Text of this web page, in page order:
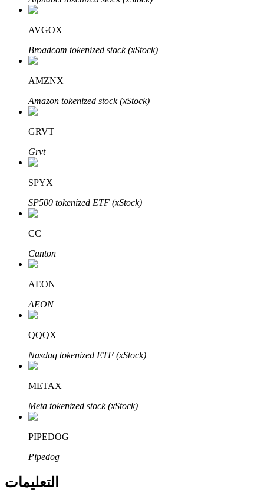
الاستثمار التلقائي
احصل على أرباح طويلة الأجل وفوائد مرنة
Bitrue
شركاء بيترو
شركاء Bitrue
AVGOX
Broadcom tokenized stock (xStock)
AMZNX
Amazon tokenized stock (xStock)
GRVT
Grvt
SPYX
SP500 tokenized ETF (xStock)
CC
Canton
AEON
AEON
QQQX
Nasdaq tokenized ETF (xStock)
METAX
Meta tokenized stock (xStock)
PIPEDOG
Pipedog
التعليمات